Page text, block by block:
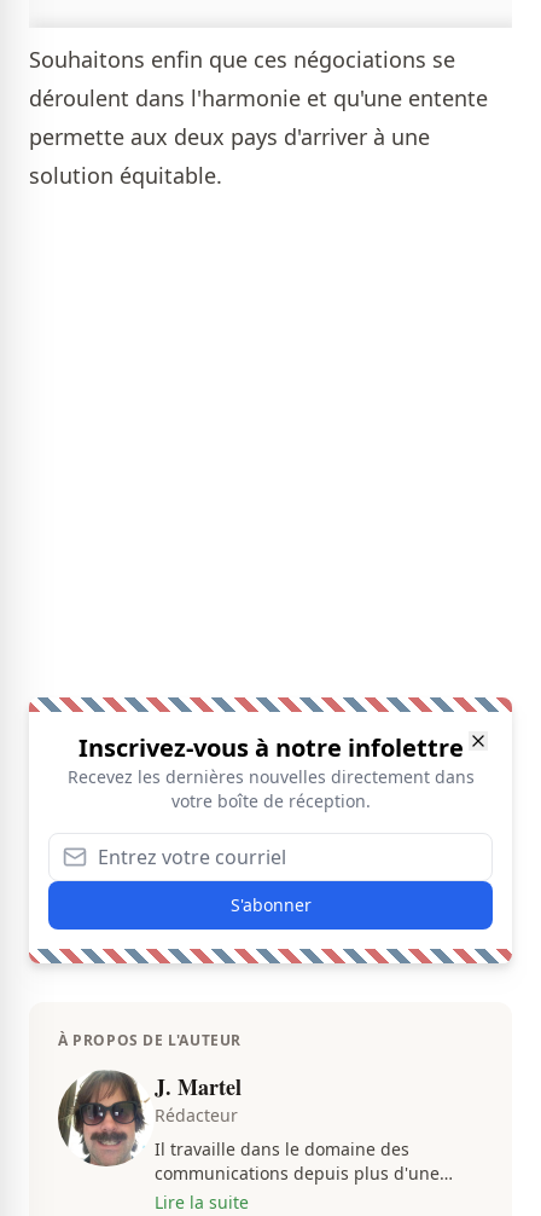
Souhaitons enfin que ces négociations se
déroulent dans l'harmonie et qu'une entente
permette aux deux pays d'arriver à une
solution équitable.
Inscrivez-vous à notre infolettre
Recevez les dernières nouvelles directement dans
votre boîte de réception.
S'abonner
À PROPOS DE L'AUTEUR
J. Martel
Rédacteur
Il travaille dans le domaine des
communications depuis plus d'une
dizaine d'années, en plus d'être
Lire la suite